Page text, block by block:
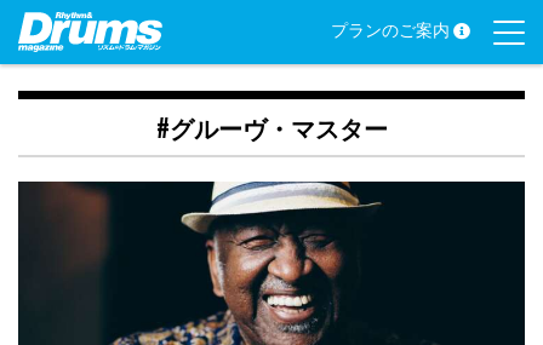
Skip
content
プランのご案内
#グルーヴ・マスター